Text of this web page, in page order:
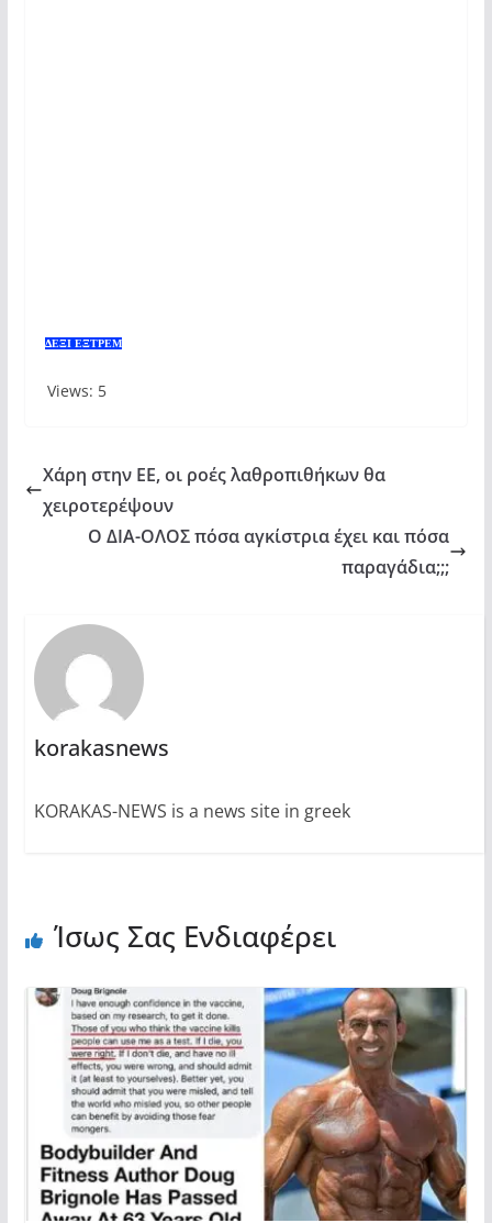
ΔΕΞΙ ΕΞΤΡΕΜ
Views: 5
Χάρη στην ΕΕ, οι ροές λαθροπιθήκων θα
χειροτερέψουν
Ο ΔΙΑ-ΟΛΟΣ πόσα αγκίστρια έχει και πόσα
παραγάδια;;;
korakasnews
KORAKAS-NEWS is a news site in greek
Ίσως Σας Ενδιαφέρει